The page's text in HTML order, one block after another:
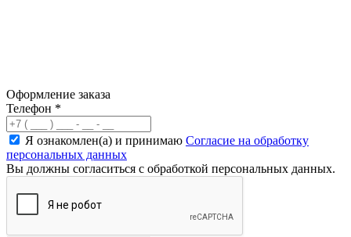
Оформление заказа
Телефон *
Я ознакомлен(а) и принимаю Согласие на обработку
персональных данных
Вы должны согласиться с обработкой персональных данных.